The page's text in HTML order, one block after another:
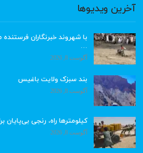
آخرین ویدیوها
با شهروند خبرنگاران
…
آگوست 8, 2026
بند سبزک ولایت باغیس
آگوست 8, 2026
کیلومترها راه، رنجی بی‌پایان
آگوست 8, 2026